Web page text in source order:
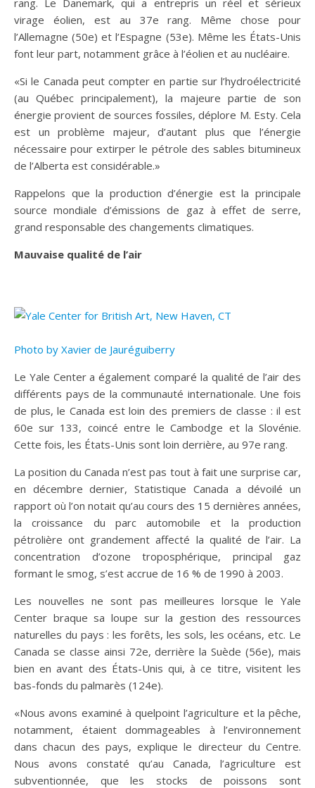
rang. Le Danemark, qui a entrepris un réel et sérieux
virage éolien, est au 37e rang. Même chose pour
l’Allemagne (50e) et l’Espagne (53e). Même les États-Unis
font leur part, notamment grâce à l’éolien et au nucléaire.
«Si le Canada peut compter en partie sur l’hydroélectricité
(au Québec principalement), la majeure partie de son
énergie provient de sources fossiles, déplore M. Esty. Cela
est un problème majeur, d’autant plus que l’énergie
nécessaire pour extirper le pétrole des sables bitumineux
de l’Alberta est considérable.»
Rappelons que la production d’énergie est la principale
source mondiale d’émissions de gaz à effet de serre,
grand responsable des changements climatiques.
Mauvaise qualité de l’air
Photo by Xavier de Jauréguiberry
Le Yale Center a également comparé la qualité de l’air des
différents pays de la communauté internationale. Une fois
de plus, le Canada est loin des premiers de classe : il est
60e sur 133, coincé entre le Cambodge et la Slovénie.
Cette fois, les États-Unis sont loin derrière, au 97e rang.
La position du Canada n’est pas tout à fait une surprise car,
en décembre dernier, Statistique Canada a dévoilé un
rapport où l’on notait qu’au cours des 15 dernières années,
la croissance du parc automobile et la production
pétrolière ont grandement affecté la qualité de l’air. La
concentration d’ozone troposphérique, principal gaz
formant le smog, s’est accrue de 16 % de 1990 à 2003.
Les nouvelles ne sont pas meilleures lorsque le Yale
Center braque sa loupe sur la gestion des ressources
naturelles du pays : les forêts, les sols, les océans, etc. Le
Canada se classe ainsi 72e, derrière la Suède (56e), mais
bien en avant des États-Unis qui, à ce titre, visitent les
bas-fonds du palmarès (124e).
«Nous avons examiné à quelpoint l’agriculture et la pêche,
notamment, étaient dommageables à l’environnement
dans chacun des pays, explique le directeur du Centre.
Nous avons constaté qu’au Canada, l’agriculture est
subventionnée, que les stocks de poissons sont